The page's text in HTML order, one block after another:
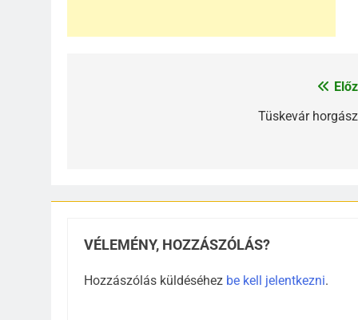
Tüskevár
VÉLEMÉNY, HOZZÁSZÓLÁS?
Hozzászólás küldéséhez be kell jelentkezni.